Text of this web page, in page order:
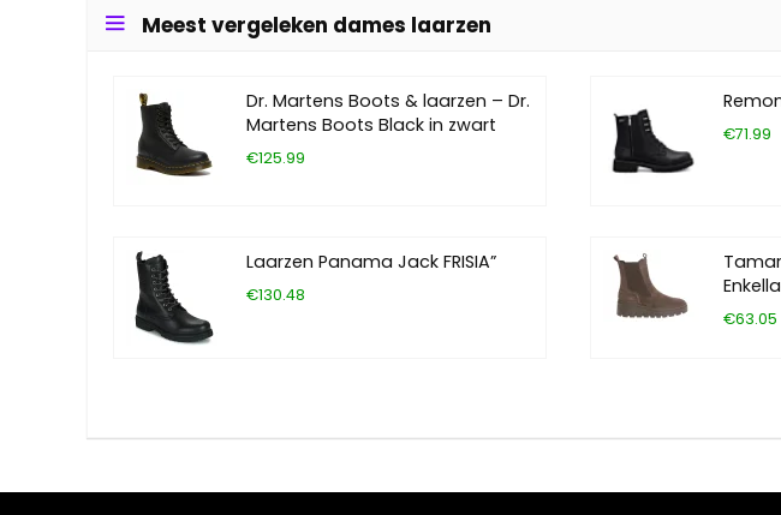
Meest vergeleken dames laarzen
Dr. Martens Boots & laarzen – Dr.
Martens Boots Black in zwart
€125.99
€71.99
Laarzen Panama Jack FRISIA”
€130.48
€63.05